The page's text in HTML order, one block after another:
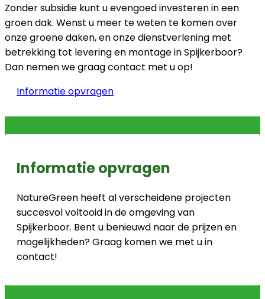
Zonder subsidie kunt u evengoed investeren in een
groen dak. Wenst u meer te weten te komen over
onze groene daken, en onze dienstverlening met
betrekking tot levering en montage in Spijkerboor?
Dan nemen we graag contact met u op!
Informatie opvragen
Informatie opvragen
NatureGreen heeft al verscheidene projecten
succesvol voltooid in de omgeving van
Spijkerboor. Bent u benieuwd naar de prijzen en
mogelijkheden? Graag komen we met u in
contact!